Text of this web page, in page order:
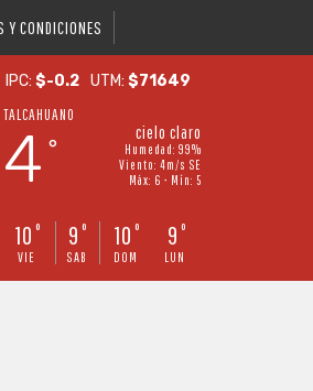
Y CONDICIONES
IPC:$-0.2 UTM:$71649
TALCAHUANO
4 °
cielo claro
Humedad: 99%
Viento: 4m/s SE
Máx: 6 • Mín: 5
10 °
VIE
9 °
SAB
10 °
DOM
9 °
LUN